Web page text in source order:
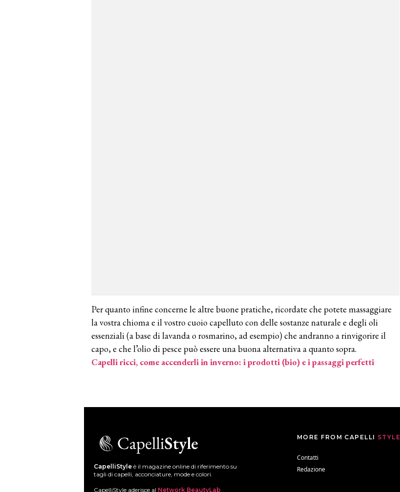
Per quanto infine concerne le altre buone pratiche, ricordate che potete massaggiare
la vostra chioma e il vostro cuoio capelluto con delle sostanze naturale e degli oli
essenziali (a base di lavanda o rosmarino, ad esempio) che andranno a rinvigorire il
capo, e che l’olio di pesce può essere una buona alternativa a quanto sopra.
Capelli ricci, come accenderli in inverno: i prodotti (bio) e i passaggi perfetti
CapelliStyle è il magazine online di riferimento su
tagli di capelli, acconciature, mode e colori.
CapelliStyle aderisce al Network BeautyLab
MORE FROM CAPELLI STYLE
Contatti
Redazione